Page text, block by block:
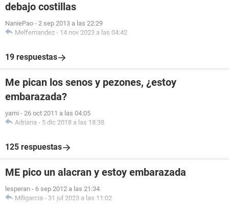
debajo costillas
NaniePao - 2 sep 2013 a las 22:29
Melfernandez - 14 nov 2023 a las 04:42
19 respuestas
Me pican los senos y pezones, ¿estoy
embarazada?
yami - 26 oct 2011 a las 04:05
Adriana - 5 dic 2018 a las 18:38
125 respuestas
ME pico un alacran y estoy embarazada
lesperan - 6 sep 2012 a las 21:34
Miligarcia - 31 jul 2023 a las 11:02